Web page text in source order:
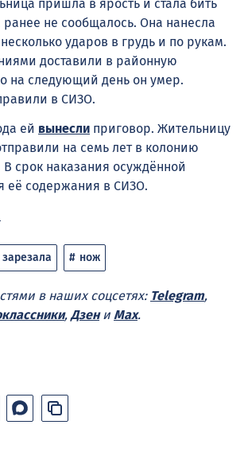
пришла в ярость и стала бить
не сообщалось. Она нанесла
ударов в грудь и по рукам.
доставили в районную
на следующий день он умер.
в СИЗО.
ей вынесли приговор. Жительницу
на семь лет в колонию
срок наказания осуждённой
её содержания в СИЗО.
зарезала нож
в наших соцсетях: Telegram,
, Дзени Max.